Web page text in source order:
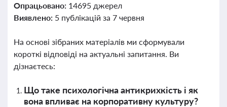
Опрацьовано: 14695 джерел
Виявлено: 5 публікацій за 7 червня
На основі зібраних матеріалів ми сформували
короткі відповіді на актуальні запитання. Ви
дізнаєтесь:
Що таке психологічна антикрихкість і як
вона впливає на корпоративну культуру?